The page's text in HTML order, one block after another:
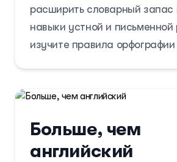
переходя к более сложным, в
увлекательной форме.
расширить словарный запас
навыки устной и письменной
изучите правила орфографии
Больше, чем
английский